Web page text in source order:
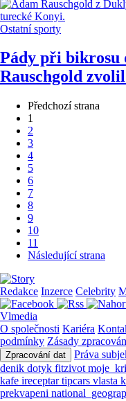
Ostatní sporty
Pády při bikrosu
Rauschgold
Předchozí strana
1
2
3
4
5
6
7
8
9
10
11
Následující strana
Redakce Inzerce Celebrity
Vlmedia
O společnosti Kariéra
podmínky Zásady
Zpracování dat
Práva
denik dotyk fitzivot
kafe ireceptartipcars vlasta
prekvapeni